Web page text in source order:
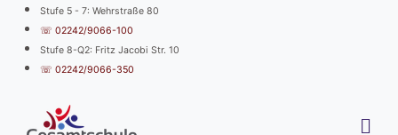
Stufe 5 - 7: Wehrstraße 80
☏ 02242/9066-100
Stufe 8-Q2: Fritz Jacobi Str. 10
☏ 02242/9066-350